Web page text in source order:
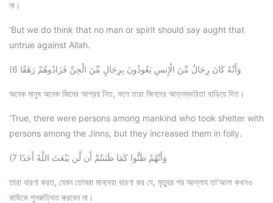
না।
‘But we do think that no man or spirit should say aught that
untrue against Allah.
(6 وَأَنَّهُ كَانَ رِجَالٌ مِّنَ الْإِنسِ يَعُوذُونَ بِرِجَالٍ مِّنَ الْجِنِّ فَزَادُوهُمْ رَهَقًا
অনেক মানুষ অনেক জিনের আশ্রয় নিত, ফলে তারা জিনদের আত্নম্ভরিতা বাড়িয়ে দিত।
‘True, there were persons among mankind who took shelter with
persons among the Jinns, but they increased them in folly.
(7 وَأَنَّهُمْ ظَنُّوا كَمَا ظَنَنتُمْ أَن لَّن يَبْعَثَ اللَّهُ أَحَدًا
তারা ধারণা করত, যেমন তোমরা মানবেরা ধারণা কর যে, মৃত্যুর পর আল্লাহ তা’আলা কখনও
কাউকে পুনরুত্থিত করবেন না।